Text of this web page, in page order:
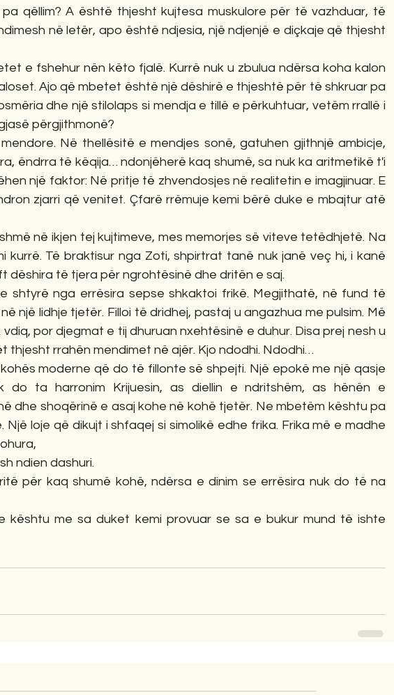
qëllim? A është thjesht kujtesa muskulore për të vazhduar, të
në letër, apo është ndjesia, një ndjenjë e diçkaje që thjesht
e fshehur nën këto fjalë. Kurrë nuk u zbulua ndërsa koha kalon
Ajo që mbetet është një dëshirë e thjeshtë për të shkruar pa
dhe një stilolaps si mendja e tillë e përkuhtuar, vetëm rrallë i
përgjithmonë?
Në thellësitë e mendjes sonë, gatuhen gjithnjë ambicje,
ëndrra të këqija… ndonjëherë kaq shumë, sa nuk ka aritmetikë t'i
një faktor: Në pritje të zhvendosjes në realitetin e imagjinuar. E
zjarri që venitet. Çfarë rrëmuje kemi bërë duke e mbajtur atë
në ikjen tej kujtimeve, mes memorjes së viteve tetëdhjetë. Na
kurrë. Të braktisur nga Zoti, shpirtrat tanë nuk janë veç hi, i kanë
dëshira të tjera për ngrohtësinë dhe dritën e saj.
shtyrë nga errësira sepse shkaktoi frikë. Megjithatë, në fund të
një lidhje tjetër. Filloi të dridhej, pastaj u angazhua me pulsim. Më
vdiq, por djegmat e tij dhuruan nxehtësinë e duhur. Disa prej nesh u
thjesht rrahën mendimet në ajër. Kjo ndodhi. Ndodhi…
moderne që do të fillonte së shpejti. Një epokë me një qasje
do ta harronim Krijuesin, as diellin e ndritshëm, as hënën e
dhe shoqërinë e asaj kohe në kohë tjetër. Ne mbetëm kështu pa
Një loje që dikujt i shfaqej si simolikë edhe frika. Frika më e madhe
ndien dashuri.
për kaq shumë kohë, ndërsa e dinim se errësira nuk do të na
kështu me sa duket kemi provuar se sa e bukur mund të ishte